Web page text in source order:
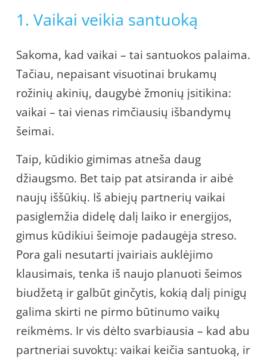
1. Vaikai veikia santuoką
Sakoma, kad vaikai – tai santuokos palaima.
Tačiau, nepaisant visuotinai brukamų
rožinių akinių, daugybė žmonių įsitikina:
vaikai – tai vienas rimčiausių išbandymų
šeimai.
Taip, kūdikio gimimas atneša daug
džiaugsmo. Bet taip pat atsiranda ir aibė
naujų iššūkių. Iš abiejų partnerių vaikai
pasiglemžia didelę dalį laiko ir energijos,
gimus kūdikiui šeimoje padaugėja streso.
Pora gali nesutarti įvairiais auklėjimo
klausimais, tenka iš naujo planuoti šeimos
biudžetą ir galbūt ginčytis, kokią dalį pinigų
galima skirti ne pirmo būtinumo vaikų
reikmėms. Ir vis dėlto svarbiausia – kad abu
partneriai suvoktų: vaikai keičia santuoką, ir